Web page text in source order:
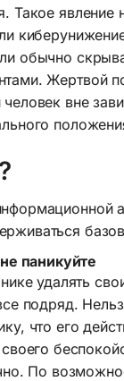
Такое явление
обычно
Жертвой
вне
паникуйте
удалять
подряд.
что его
По